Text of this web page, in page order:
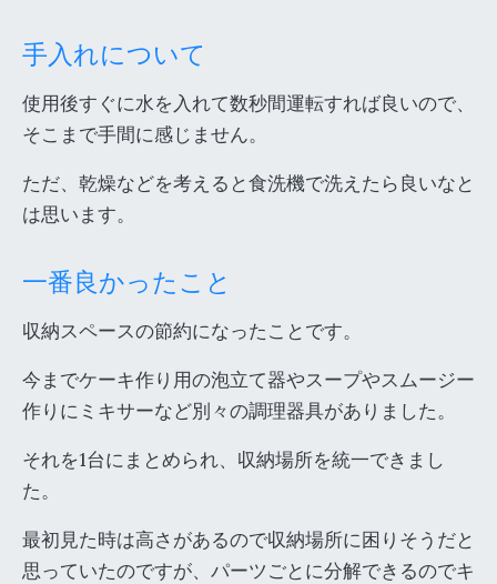
手入れについて
使用後すぐに水を入れて数秒間運転すれば良いので、
そこまで手間に感じません。
ただ、乾燥などを考えると食洗機で洗えたら良いなと
は思います。
一番良かったこと
収納スペースの節約になったことです。
今までケーキ作り用の泡立て器やスープやスムージー
作りにミキサーなど別々の調理器具がありました。
それを1台にまとめられ、収納場所を統一できまし
た。
最初見た時は高さがあるので収納場所に困りそうだと
思っていたのですが、パーツごとに分解できるのでキ